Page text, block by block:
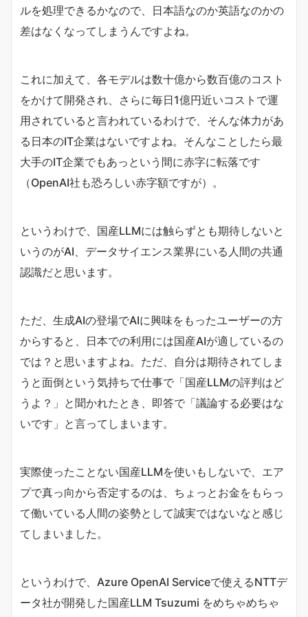
ルを処理できるかなので、日本語なのか英語なのかの
差はなくなってしまうんですよね。
これに加えて、各モデルは数十億から数百億のコスト
をかけて開発され、さらに毎日1億円近いコストで運
用されていると言われているわけで、そんな体力があ
る日本のIT企業はないですよね。そんなことしたら最
大手のIT企業でもあっという間に赤字に転落です
（OpenAI社も恐ろしい赤字額ですが）。
というわけで、国産LLMには触らずとも期待しないと
いうのがAI、データサイエンス業界にいる人間の共通
認識だと思います。
ただ、生成AIの登場でAIに興味をもったユーザーの方
からすると、日本での利用には国産AIが適しているの
では？と思いますよね。ただ、自分は期待されてしま
うと面倒という気持ちで仕事で「国産LLMの評判はど
うよ？」と聞かれたとき、即答で「議論する必要はな
いです」と言ってしまいます。
実際使ったことない国産LLMを使いもしないで、エア
プで真っ向から否定するのは、ちょっとお金をもらっ
て働いている人間の姿勢として誠実ではないなと感じ
てしまいました。
というわけで、Azure OpenAI Serviceで使えるNTTデ
ータ社が開発した国産LLM Tsuzumi をめちゃめちゃ